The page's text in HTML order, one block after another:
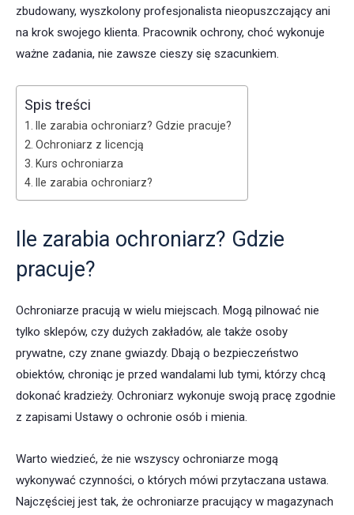
zbudowany, wyszkolony profesjonalista nieopuszczający ani
na krok swojego klienta. Pracownik ochrony, choć wykonuje
ważne zadania, nie zawsze cieszy się szacunkiem.
Spis treści
Ile zarabia ochroniarz? Gdzie pracuje?
Ochroniarz z licencją
Kurs ochroniarza
Ile zarabia ochroniarz?
Ile zarabia ochroniarz? Gdzie
pracuje?
Ochroniarze pracują w wielu miejscach. Mogą pilnować nie
tylko sklepów, czy dużych zakładów, ale także osoby
prywatne, czy znane gwiazdy. Dbają o bezpieczeństwo
obiektów, chroniąc je przed wandalami lub tymi, którzy chcą
dokonać kradzieży. Ochroniarz wykonuje swoją pracę zgodnie
z zapisami Ustawy o ochronie osób i mienia.
Warto wiedzieć, że nie wszyscy ochroniarze mogą
wykonywać czynności, o których mówi przytaczana ustawa.
Najczęściej jest tak, że ochroniarze pracujący w magazynach